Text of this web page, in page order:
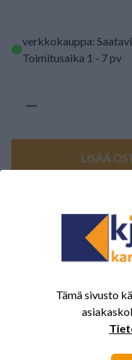
verkkokauppa:
Toimitusaika 1 - 7 pv
LISÄÄ
(0/5)
Tämä sivusto